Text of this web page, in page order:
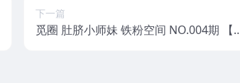
下一篇
觅圈 肚脐小师妹 铁粉空间 NO.004期 【3